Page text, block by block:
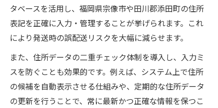
タベースを活用し、福岡県宗像市や田川郡添田町の住所
表記を正確に入力・管理することが挙げられます。これ
により発送時の誤配送リスクを大幅に減らせます。
また、住所データの二重チェック体制を導入し、入力ミ
スを防ぐことも効果的です。例えば、システム上で住所
の候補を自動表示させる仕組みや、定期的な住所データ
の更新を行うことで、常に最新かつ正確な情報を保つこ